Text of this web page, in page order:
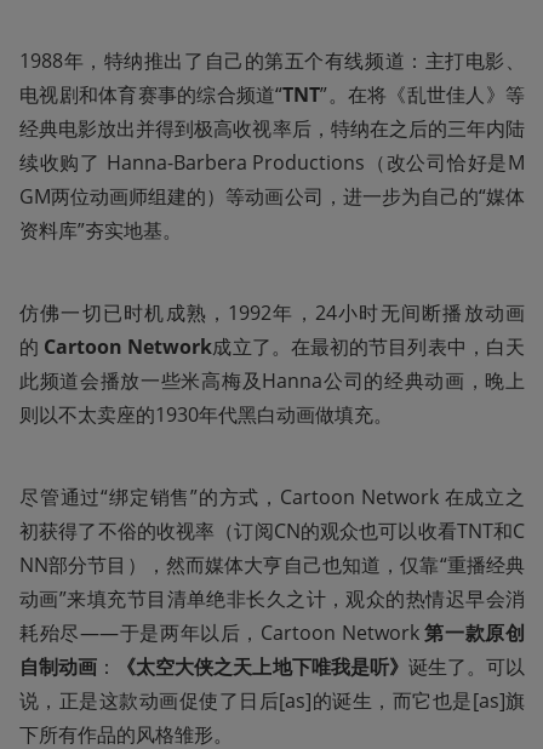
1988年，特纳推出了自己的第五个有线频道：主打电影、
电视剧和体育赛事的综合频道“TNT”。在将《乱世佳人》等
经典电影放出并得到极高收视率后，特纳在之后的三年内陆
续收购了 Hanna-Barbera Productions（改公司恰好是M
GM两位动画师组建的）等动画公司，进一步为自己的“媒体
资料库”夯实地基。
仿佛一切已时机成熟，1992年，24小时无间断播放动画
的 Cartoon Network成立了。在最初的节目列表中，白天
此频道会播放一些米高梅及Hanna公司的经典动画，晚上
则以不太卖座的1930年代黑白动画做填充。
尽管通过“绑定销售”的方式，Cartoon Network 在成立之
初获得了不俗的收视率（订阅CN的观众也可以收看TNT和C
NN部分节目），然而媒体大亨自己也知道，仅靠“重播经典
动画”来填充节目清单绝非长久之计，观众的热情迟早会消
耗殆尽——于是两年以后，Cartoon Network 第一款原创
自制动画 ： 《太空大侠之天上地下唯我是听》 诞生了。可以
说，正是这款动画促使了日后[as]的诞生，而它也是[as]旗
下所有作品的风格雏形。